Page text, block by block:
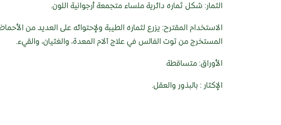
الثمار: شكل ثماره دائرية ملساء متجمعة أرجوانية اللون.
الاستخدام المقترح: يزرع لثماره الطيبة ولإحتوائه على العديد من
المستخرج من توت الفالس في علاج آلام المعدة، والغثيان، والقيء.
الأوراق: متساقطة
الإكثار : بالبذور والعقل.